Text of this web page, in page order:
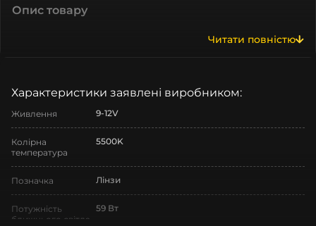
Опис товару
Читати повністю
Характеристики заявлені виробником:
Живлення 9-12V
Колірна
температура
5500K
Позначка Лінзи
Потужність
ближнього світла
59 Вт